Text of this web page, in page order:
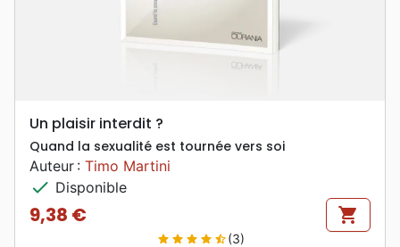
Un plaisir interdit ?
Quand la sexualité est tournée vers soi
Auteur : Timo Martini
check Disponible
Prix
9,38 € shopping_cart
star star star star star_half(3)